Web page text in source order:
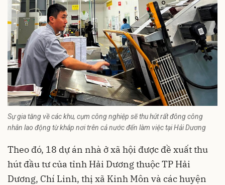
Sự gia tăng về các khu, cụm công nghiệp sẽ thu hút rất đông công
nhân lao động từ khắp nơi trên cả nước đến làm việc tại Hải Dương
Theo đó, 18 dự án nhà ở xã hội được đề xuất thu
hút đầu tư của tỉnh Hải Dươngthuộc TP Hải
Dương, Chí Linh, thị xã Kinh Môn và các huyện